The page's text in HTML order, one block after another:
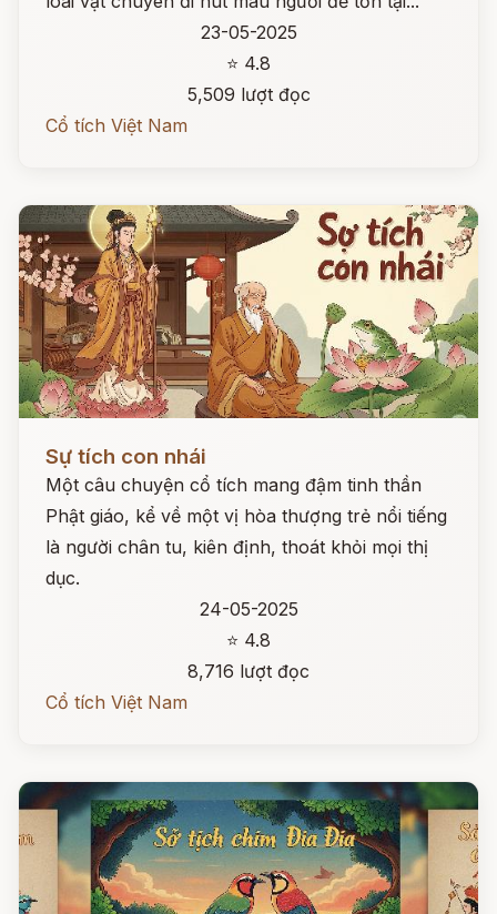
23-05-2025
⭐ 4.8
5,509 lượt đọc
Cổ tích Việt Nam
Sự tích con nhái
Một câu chuyện cổ tích mang đậm tinh thần
Phật giáo, kể về một vị hòa thượng trẻ nổi tiếng
là người chân tu, kiên định, thoát khỏi mọi thị
dục.
24-05-2025
⭐ 4.8
8,716 lượt đọc
Cổ tích Việt Nam